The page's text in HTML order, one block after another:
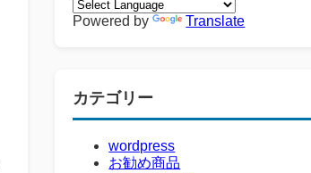
Powered by Translate
カテゴリー
wordpress
お勧め商品